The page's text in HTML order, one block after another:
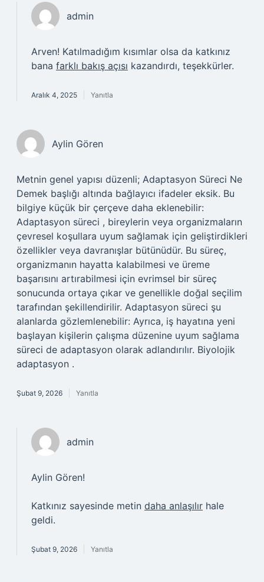
admin
Arven! Katılmadığım kısımlar olsa da katkınız
bana farklı bakış açısı kazandırdı, teşekkürler.
Aralık 4, 2025 Yanıtla
Aylin Gören
Metnin genel yapısı düzenli; Adaptasyon Süreci Ne
Demek başlığı altında bağlayıcı ifadeler eksik. Bu
bilgiye küçük bir çerçeve daha eklenebilir:
Adaptasyon süreci , bireylerin veya organizmaların
çevresel koşullara uyum sağlamak için geliştirdikleri
özellikler veya davranışlar bütünüdür. Bu süreç,
organizmanın hayatta kalabilmesi ve üreme
başarısını artırabilmesi için evrimsel bir süreç
sonucunda ortaya çıkar ve genellikle doğal seçilim
tarafından şekillendirilir. Adaptasyon süreci şu
alanlarda gözlemlenebilir: Ayrıca, iş hayatına yeni
başlayan kişilerin çalışma düzenine uyum sağlama
süreci de adaptasyon olarak adlandırılır. Biyolojik
adaptasyon .
Şubat 9, 2026 Yanıtla
admin
Aylin Gören!
Katkınız sayesinde metin daha anlaşılır hale
geldi.
Şubat 9, 2026 Yanıtla